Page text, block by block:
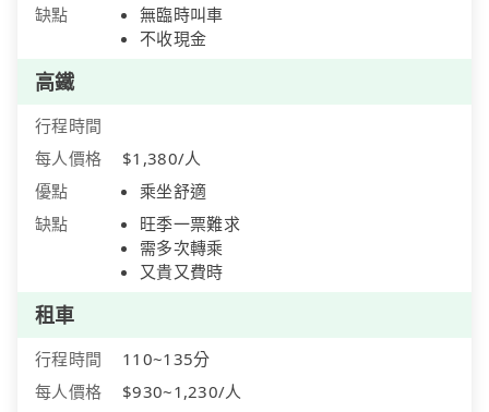
缺點
無臨時叫車
不收現金
高鐵
行程時間
每人價格
$1,380/人
優點
乘坐舒適
缺點
旺季一票難求
需多次轉乘
又貴又費時
租車
行程時間
110~135分
每人價格
$930~1,230/人